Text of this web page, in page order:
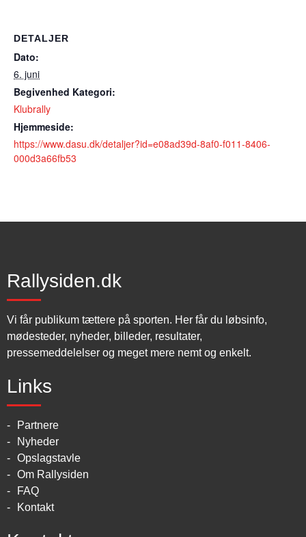
DETALJER
Dato:
6. juni
Begivenhed Kategori:
Klubrally
Hjemmeside:
https://www.dasu.dk/detaljer?id=e08ad39d-8af0-f011-8406-
000d3a66fb53
Rallysiden.dk
Vi får publikum tættere på sporten. Her får du løbsinfo,
mødesteder, nyheder, billeder, resultater,
pressemeddelelser og meget mere nemt og enkelt.
Links
Partnere
Nyheder
Opslagstavle
Om Rallysiden
FAQ
Kontakt